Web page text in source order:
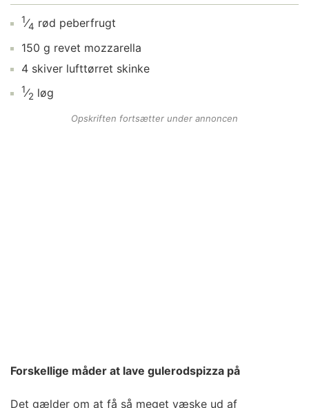
1⁄4 rød peberfrugt
150 g revet mozzarella
4 skiver lufttørret skinke
1⁄2 løg
Opskriften fortsætter under annoncen
Forskellige måder at lave gulerodspizza på
Det gælder om at få så meget væske ud af